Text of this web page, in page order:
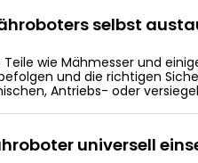
selbst
Teile wie Mähmesser und
und die richtigen
Antriebs- oder
universell